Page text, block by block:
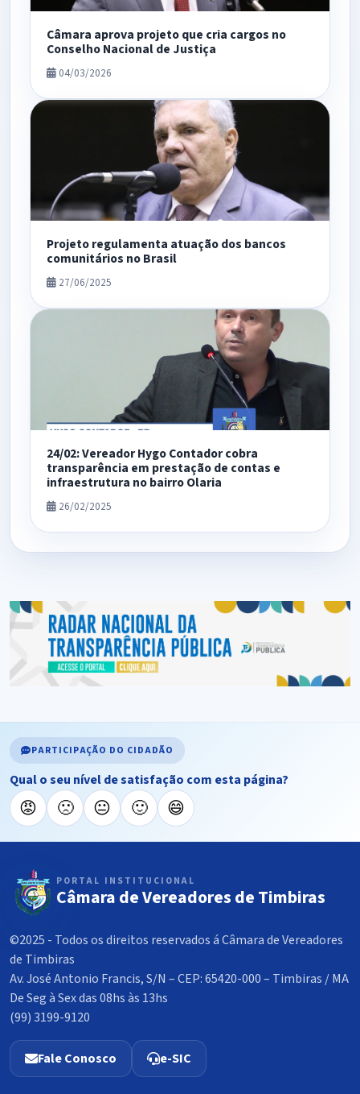
Câmara aprova projeto que cria cargos no
Conselho Nacional de Justiça
04/03/2026
Projeto regulamenta atuação dos bancos
comunitários no Brasil
27/06/2025
24/02: Vereador Hygo Contador cobra
transparência em prestação de contas e
infraestrutura no bairro Olaria
26/02/2025
PARTICIPAÇÃO DO CIDADÃO
Qual o seu nível de satisfação com esta página?
😡 🙁 😐 🙂 😄
PORTAL INSTITUCIONAL
Câmara de Vereadores de Timbiras
©2025 - Todos os direitos reservados á Câmara de Vereadores
de Timbiras
Av. José Antonio Francis, S/N – CEP: 65420-000 – Timbiras / MA
De Seg à Sex das 08hs às 13hs
(99) 3199-9120
Fale Conosco e-SIC